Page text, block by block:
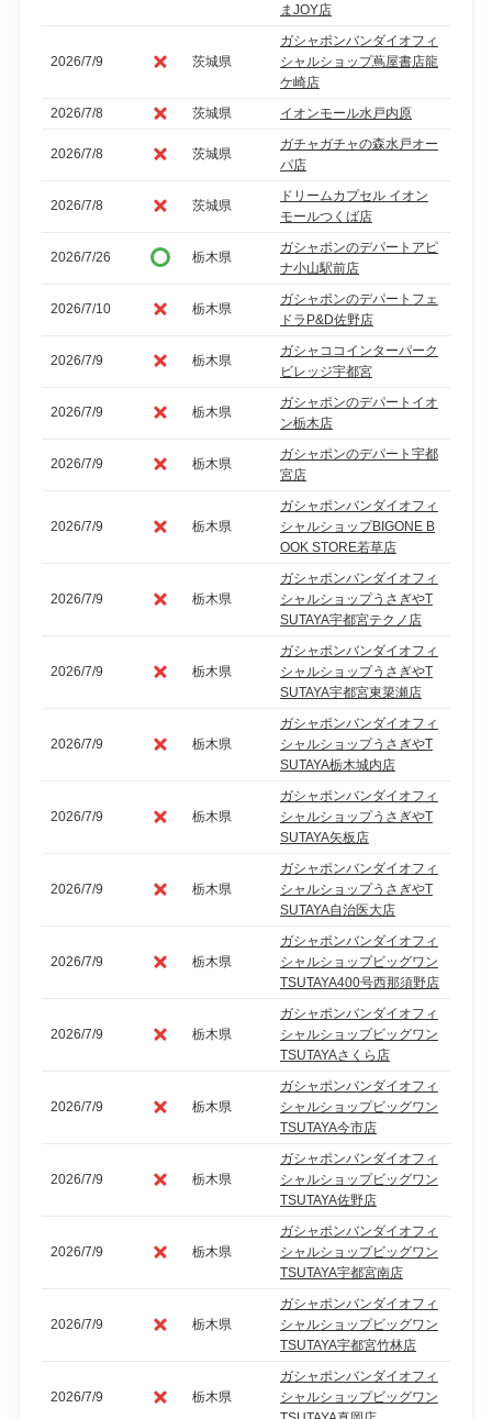
まJOY店
2026/7/9 茨城県
ガシャポンバンダイオフィ
シャルショップ蔦屋書店龍
ケ崎店
2026/7/8
茨城県 イオンモール水戸内原
2026/7/8 茨城県
ガチャガチャの森水戸オー
パ店
2026/7/8 茨城県
ドリームカプセル イオン
モールつくば店
2026/7/26 栃木県
ガシャポンのデパートアピ
ナ小山駅前店
2026/7/10 栃木県
ガシャポンのデパートフェ
ドラP&D佐野店
2026/7/9 栃木県
ガシャココインターパーク
ビレッジ宇都宮
2026/7/9 栃木県
ガシャポンのデパートイオ
ン栃木店
2026/7/9 栃木県
ガシャポンのデパート宇都
宮店
2026/7/9 栃木県
ガシャポンバンダイオフィ
シャルショップBIGONE B
OOK STORE若草店
2026/7/9 栃木県
ガシャポンバンダイオフィ
シャルショップうさぎやT
SUTAYA宇都宮テクノ店
2026/7/9 栃木県
ガシャポンバンダイオフィ
シャルショップうさぎやT
SUTAYA宇都宮東簗瀬店
2026/7/9 栃木県
ガシャポンバンダイオフィ
シャルショップうさぎやT
SUTAYA栃木城内店
2026/7/9 栃木県
ガシャポンバンダイオフィ
シャルショップうさぎやT
SUTAYA矢板店
2026/7/9 栃木県
ガシャポンバンダイオフィ
シャルショップうさぎやT
SUTAYA自治医大店
2026/7/9 栃木県
ガシャポンバンダイオフィ
シャルショップビッグワン
TSUTAYA400号西那須野店
2026/7/9 栃木県
ガシャポンバンダイオフィ
シャルショップビッグワン
TSUTAYAさくら店
2026/7/9 栃木県
ガシャポンバンダイオフィ
シャルショップビッグワン
TSUTAYA今市店
2026/7/9 栃木県
ガシャポンバンダイオフィ
シャルショップビッグワン
TSUTAYA佐野店
2026/7/9 栃木県
ガシャポンバンダイオフィ
シャルショップビッグワン
TSUTAYA宇都宮南店
2026/7/9 栃木県
ガシャポンバンダイオフィ
シャルショップビッグワン
TSUTAYA宇都宮竹林店
2026/7/9 栃木県
ガシャポンバンダイオフィ
シャルショップビッグワン